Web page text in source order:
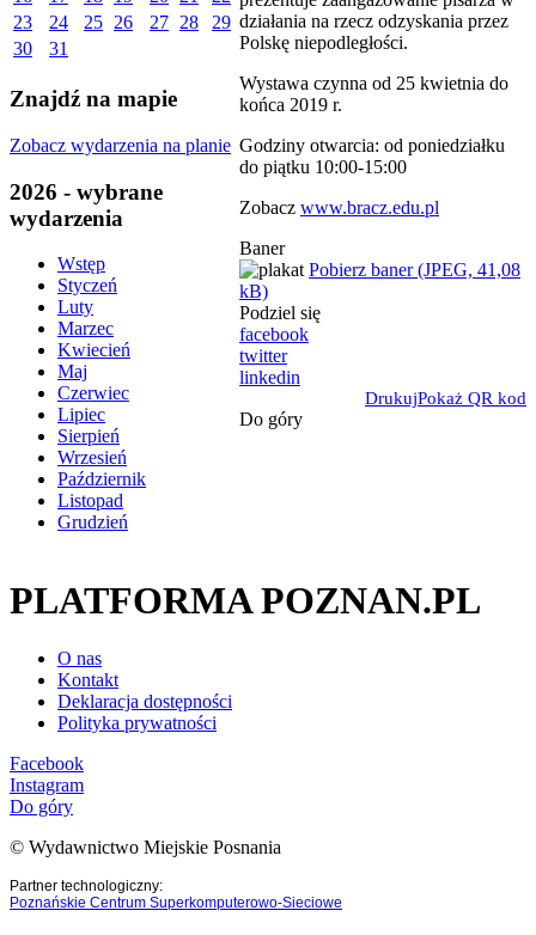
23
24 25 26 27 28
29
30
31
Znajdź na mapie
Zobacz wydarzenia na planie
2026 - wybrane
wydarzenia
Wstęp
Styczeń
Luty
Marzec
Kwiecień
Maj
Czerwiec
Lipiec
Sierpień
Wrzesień
Październik
Listopad
Grudzień
działania na rzecz odzyskania przez
Polskę niepodległości.
Wystawa czynna od 25 kwietnia do
końca 2019 r.
Godziny otwarcia: od poniedziałku
do piątku 10:00-15:00
Zobacz www.bracz.edu.pl
Baner
Pobierz baner (JPEG, 41,08
kB)
Podziel się
facebook
twitter
linkedin
DrukujPokaż QR kod
Do góry
PLATFORMA POZNAN.PL
O nas
Kontakt
Deklaracja dostępności
Polityka prywatności
Facebook
Instagram
Do góry
© Wydawnictwo Miejskie Posnania
Partner technologiczny:
Poznańskie Centrum Superkomputerowo-Sieciowe